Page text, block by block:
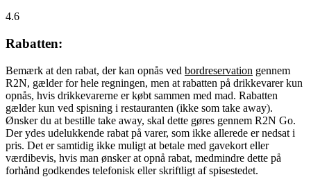
4.6
Rabatten:
Bemærk at den rabat, der kan opnås ved bordreservation gennem
R2N, gælder for hele regningen, men at rabatten på drikkevarer kun
opnås, hvis drikkevarerne er købt sammen med mad. Rabatten
gælder kun ved spisning i restauranten (ikke som take away).
Ønsker du at bestille take away, skal dette gøres gennem R2N Go.
Der ydes udelukkende rabat på varer, som ikke allerede er nedsat i
pris. Det er samtidig ikke muligt at betale med gavekort eller
værdibevis, hvis man ønsker at opnå rabat, medmindre dette på
forhånd godkendes telefonisk eller skriftligt af spisestedet.